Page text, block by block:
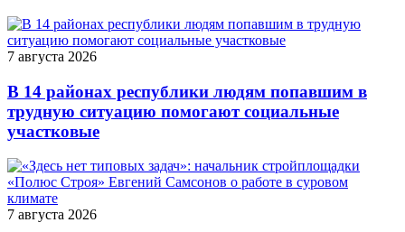
7 августа 2026
В 14 районах республики людям попавшим в
трудную ситуацию помогают социальные
участковые
7 августа 2026